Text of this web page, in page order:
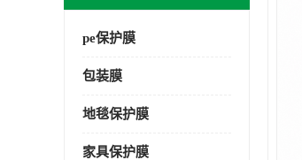
pe保护膜
包装膜
地毯保护膜
家具保护膜